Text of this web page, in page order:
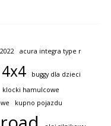
acura integra type r
buggy dla dzieci
klocki hamulcowe
kupno pojazdu